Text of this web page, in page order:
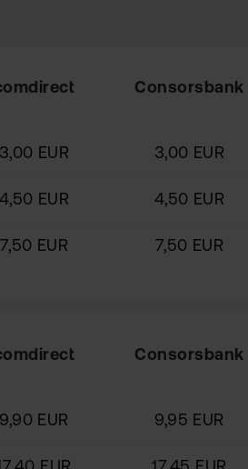
Consorsbank
3,00 EUR 3,00 EUR
4,50 EUR 4,50 EUR
7,50 EUR 7,50 EUR
Consorsbank
9,90 EUR 9,95 EUR